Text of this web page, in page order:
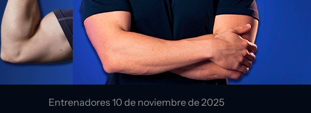
Entrenadores 10 de noviembre de 2025